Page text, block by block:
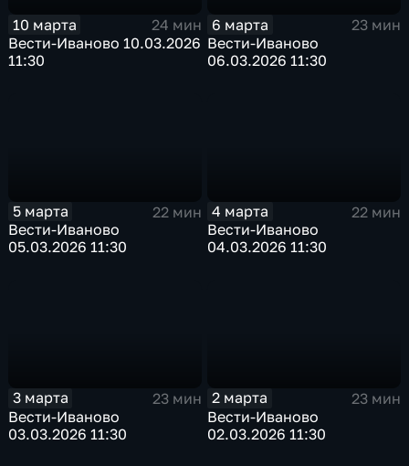
10 марта
24 мин
Вести-Иваново 10.03.2026
11:30
6 марта
23 мин
Вести-Иваново
06.03.2026 11:30
5 марта
22 мин
Вести-Иваново
05.03.2026 11:30
4 марта
22 мин
Вести-Иваново
04.03.2026 11:30
3 марта
23 мин
Вести-Иваново
03.03.2026 11:30
2 марта
23 мин
Вести-Иваново
02.03.2026 11:30